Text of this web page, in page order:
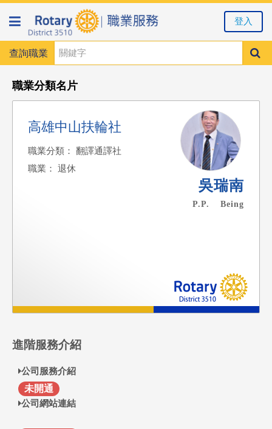
查詢職業
登入
職業分類名片
高雄中山扶輪社
職業分類： 翻譯通譯社
職業： 退休
吳瑞南
P.P. Being
進階服務介紹
公司服務介紹
未開通
公司網站連結